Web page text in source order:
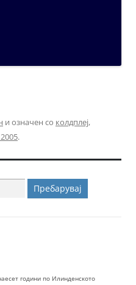
и означен со колдплеј,
.